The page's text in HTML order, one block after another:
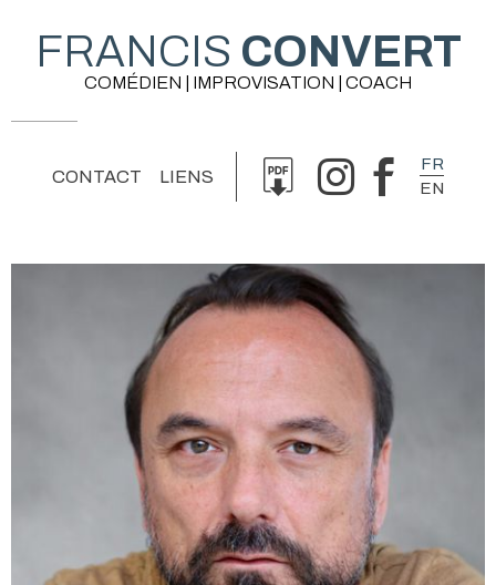
FRANCIS CONVERT
COMÉDIEN | IMPROVISATION | COACH
CONTACT LIENS
FR
EN